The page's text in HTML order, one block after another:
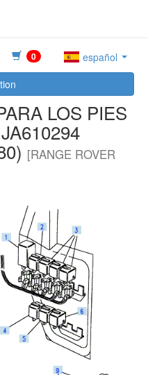
0
español
LOS PIES
[RANGE ROVER